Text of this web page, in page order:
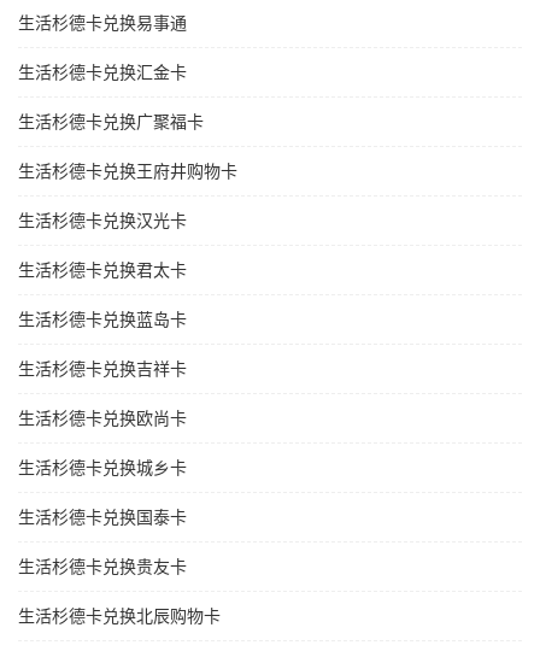
生活杉德卡兑换易事通
生活杉德卡兑换汇金卡
生活杉德卡兑换广聚福卡
生活杉德卡兑换王府井购物卡
生活杉德卡兑换汉光卡
生活杉德卡兑换君太卡
生活杉德卡兑换蓝岛卡
生活杉德卡兑换吉祥卡
生活杉德卡兑换欧尚卡
生活杉德卡兑换城乡卡
生活杉德卡兑换国泰卡
生活杉德卡兑换贵友卡
生活杉德卡兑换北辰购物卡